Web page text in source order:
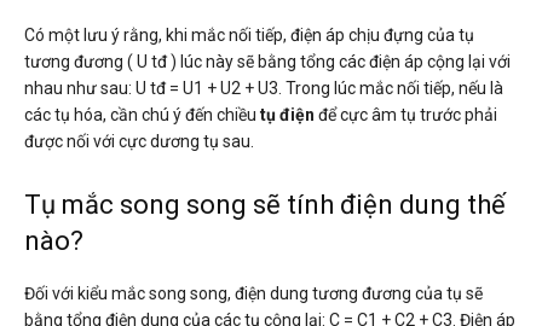
Có một lưu ý rằng, khi mắc nối tiếp, điện áp chịu đựng của tụ
tương đương ( U tđ ) lúc này sẽ bằng tổng các điện áp cộng lại với
nhau như sau: U tđ = U1 + U2 + U3. Trong lúc mắc nối tiếp, nếu là
các tụ hóa, cần chú ý đến chiều tụ điện để cực âm tụ trước phải
được nối với cực dương tụ sau.
Tụ mắc song song sẽ tính điện dung thế
nào?
Đối với kiểu mắc song song, điện dung tương đương của tụ sẽ
bằng tổng điện dung của các tụ cộng lại: C = C1 + C2 + C3. Điện áp